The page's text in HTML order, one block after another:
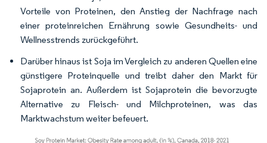
Vorteile von Proteinen, den Anstieg der Nachfrage nach
einer proteinreichen Ernährung sowie Gesundheits- und
Wellnesstrends zurückgeführt.
Darüber hinaus ist Soja im Vergleich zu anderen Quellen eine
günstigere Proteinquelle und treibt daher den Markt für
Sojaprotein an. Außerdem ist Sojaprotein die bevorzugte
Alternative zu Fleisch- und Milchproteinen, was das
Marktwachstum weiter befeuert.